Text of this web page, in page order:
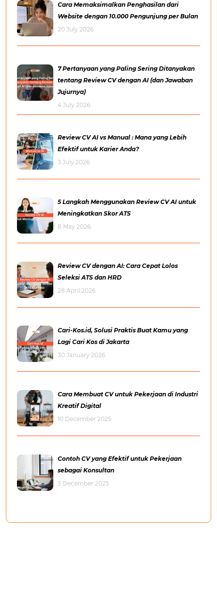
Cara Memaksimalkan Penghasilan dari
Website dengan 10.000 Pengunjung per Bulan
20 July 2026
7 Pertanyaan yang Paling Sering Ditanyakan
tentang Review CV dengan AI (dan Jawaban
Jujurnya)
4 July 2026
Review CV AI vs Manual : Mana yang Lebih
Efektif untuk Karier Anda?
3 July 2026
5 Langkah Menggunakan Review CV AI untuk
Meningkatkan Skor ATS
8 May 2026
Review CV dengan AI: Cara Cepat Lolos
Seleksi ATS dan HRD
28 April 2026
Cari-Kos.id, Solusi Praktis Buat Kamu yang
Lagi Cari Kos di Jakarta
30 January 2026
Cara Membuat CV untuk Pekerjaan di Industri
Kreatif Digital
10 December 2025
Contoh CV yang Efektif untuk Pekerjaan
sebagai Konsultan
3 December 2025